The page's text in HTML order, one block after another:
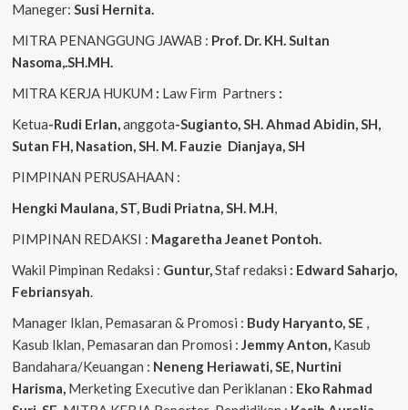
Maneger: Susi Hernita.
MITRA PENANGGUNG JAWAB : Prof. Dr. KH. Sultan
Nasoma,.SH.MH.
MITRA KERJA HUKUM : Law Firm Partners :
Ketua-Rudi Erlan,anggota-Sugianto, SH. Ahmad Abidin, SH,
Sutan FH, Nasation, SH. M. Fauzie Dianjaya, SH
PIMPINAN PERUSAHAAN :
Hengki Maulana, ST, Budi Priatna, SH. M.H,
PIMPINAN REDAKSI : Magaretha Jeanet Pontoh.
Wakil Pimpinan Redaksi : Guntur,Staf redaksi : Edward Saharjo,
Febriansyah.
Manager Iklan, Pemasaran & Promosi : Budy Haryanto, SE ,
Kasub Iklan, Pemasaran dan Promosi : Jemmy Anton, Kasub
Bandahara/Keuangan : Neneng Heriawati, SE, Nurtini
Harisma, Merketing Executive dan Periklanan : Eko Rahmad